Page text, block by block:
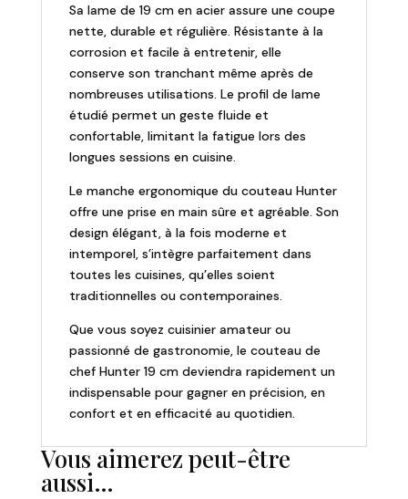
Sa lame de 19 cm en acier assure une coupe
nette, durable et régulière. Résistante à la
corrosion et facile à entretenir, elle
conserve son tranchant même après de
nombreuses utilisations. Le profil de lame
étudié permet un geste fluide et
confortable, limitant la fatigue lors des
longues sessions en cuisine.
Le manche ergonomique du couteau Hunter
offre une prise en main sûre et agréable. Son
design élégant, à la fois moderne et
intemporel, s’intègre parfaitement dans
toutes les cuisines, qu’elles soient
traditionnelles ou contemporaines.
Que vous soyez cuisinier amateur ou
passionné de gastronomie, le couteau de
chef Hunter 19 cm deviendra rapidement un
indispensable pour gagner en précision, en
confort et en efficacité au quotidien.
Vous aimerez peut-être
aussi…